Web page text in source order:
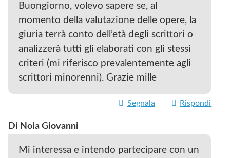
Buongiorno, volevo sapere se, al
momento della valutazione delle opere, la
giuria terrà conto dell’età degli scrittori o
analizzerà tutti gli elaborati con gli stessi
criteri (mi riferisco prevalentemente agli
scrittori minorenni). Grazie mille
Segnala Rispondi
Di Noia Giovanni
Mi interessa e intendo partecipare con un